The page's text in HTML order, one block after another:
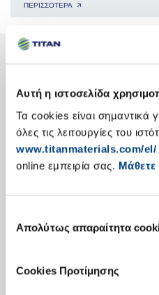
Αυτή η ιστοσελίδα
Τα cookies είναι
όλες τις λειτουργίες του
www.titanmaterials.com/el/
online εμπειρία σας. Μάθετε
συγκατάθεσης
Απολύτως απαραίτητα
Cookies Προτίμησης
ΠΕΡΙΣΣΟΤΕΡΑ 🡭
δειτε τη διεθνη μας παρουσια 🡭
Ενημέρωση
Εταιρική Παρουσίαση